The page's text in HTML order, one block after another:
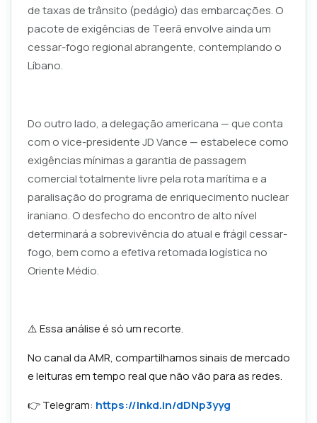
de taxas de trânsito (pedágio) das embarcações. O
pacote de exigências de Teerã envolve ainda um
cessar-fogo regional abrangente, contemplando o
Líbano.
Do outro lado, a delegação americana — que conta
com o vice-presidente JD Vance — estabelece como
exigências mínimas a garantia de passagem
comercial totalmente livre pela rota marítima e a
paralisação do programa de enriquecimento nuclear
iraniano. O desfecho do encontro de alto nível
determinará a sobrevivência do atual e frágil cessar-
fogo, bem como a efetiva retomada logística no
Oriente Médio.
⚠️ Essa análise é só um recorte.
No canal da AMR, compartilhamos sinais de mercado
e leituras em tempo real que não vão para as redes.
👉 Telegram: https://lnkd.in/dDNp3yyg